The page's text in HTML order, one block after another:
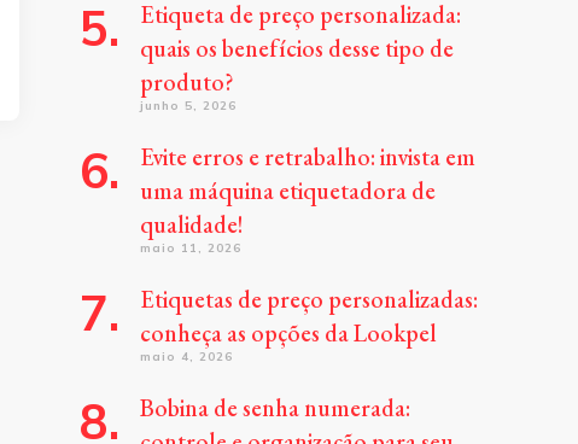
Etiqueta de preço personalizada:
quais os benefícios desse tipo de
produto?
junho 5, 2026
Evite erros e retrabalho: invista em
uma máquina etiquetadora de
qualidade!
maio 11, 2026
Etiquetas de preço personalizadas:
conheça as opções da Lookpel
maio 4, 2026
Bobina de senha numerada: